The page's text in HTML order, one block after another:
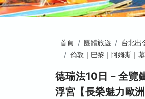
首頁 團體旅遊 台北出
倫敦｜巴黎｜阿姆斯｜
德瑞法10日－全覽
浮宮【長榮魅力歐洲